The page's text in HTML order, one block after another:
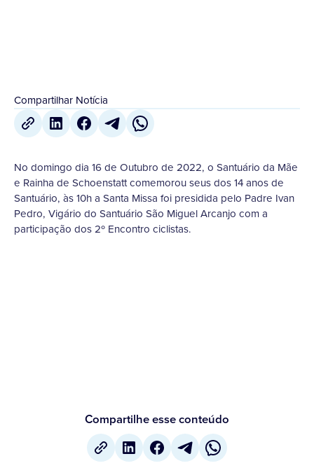
Compartilhar Notícia
No domingo dia 16 de Outubro de 2022, o Santuário da Mãe
e Rainha de Schoenstatt comemorou seus dos 14 anos de
Santuário, às 10h a Santa Missa foi presidida pelo Padre Ivan
Pedro, Vigário do Santuário São Miguel Arcanjo com a
participação dos 2º Encontro ciclistas.
Compartilhe esse conteúdo